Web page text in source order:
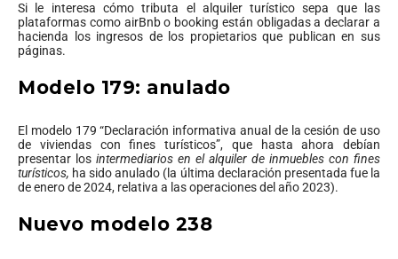
Si le interesa cómo tributa el alquiler turístico sepa que las
plataformas como airBnb o booking están obligadas a declarar a
hacienda los ingresos de los propietarios que publican en sus
páginas.
Modelo 179: anulado
El modelo 179 “Declaración informativa anual de la cesión de uso
de viviendas con fines turísticos”, que hasta ahora debían
presentar los intermediarios en el alquiler de inmuebles con fines
turísticos, ha sido anulado (la última declaración presentada fue la
de enero de 2024, relativa a las operaciones del año 2023).
Nuevo modelo 238